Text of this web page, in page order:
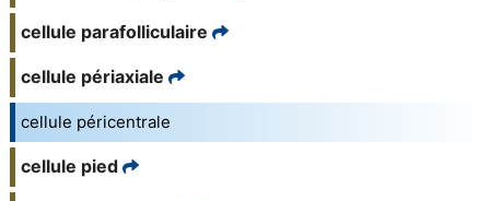
cellule parafolliculaire
cellule périaxiale
cellule péricentrale
cellule pied